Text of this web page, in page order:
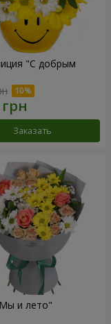
"С добрым
Заказать
и лето"